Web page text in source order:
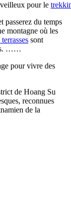
pour le
passerez du temps
montagne où les
sont
……
pour vivre des
de Hoang Su
reconnues
de la